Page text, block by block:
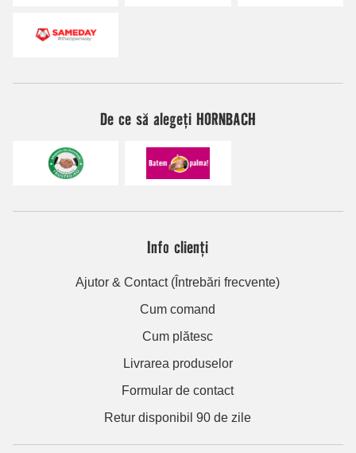
De ce să alegeți HORNBACH
Info clienți
Ajutor & Contact (Întrebări frecvente)
Cum comand
Cum plătesc
Livrarea produselor
Formular de contact
Retur disponibil 90 de zile